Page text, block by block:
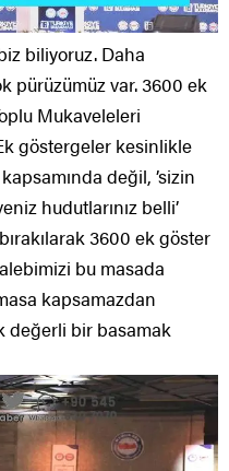
biliyoruz. Daha
pürüzümüz var. 3600 ek
Mukaveleleri
göstergeler kesinlikle
değil, ’sizin
hudutlarınız belli’
3600 ek göster
bu masada
kapsamazdan
değerli bir basamak